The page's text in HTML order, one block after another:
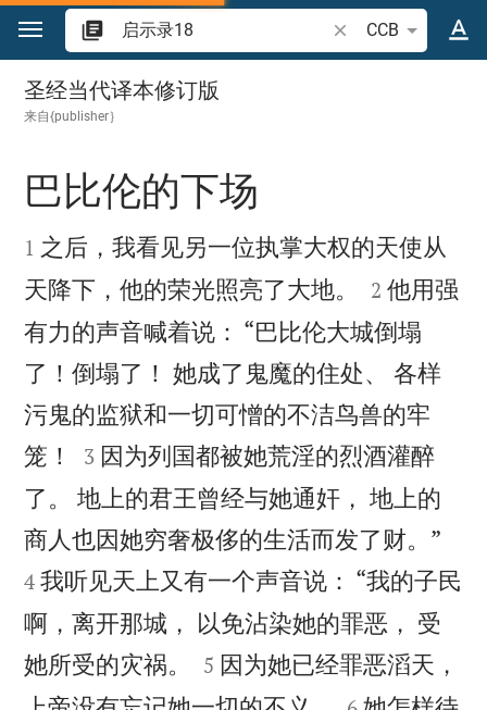
跳转到内容
搜索圣经经文或单词
CCB
启示录 18
圣经当代译本修订版
来自{publisher｝

巴比伦的下场

1 之后，我看见另一位执掌大权的天使从
天降下，他的荣光照亮了大地。


2 他用强
有力的声音喊着说： “巴比伦大城倒塌
了！倒塌了！ 她成了鬼魔的住处、 各样
污鬼的监狱和一切可憎的不洁鸟兽的牢
笼！


3 因为列国都被她荒淫的烈酒灌醉
了。 地上的君王曾经与她通奸， 地上的
商人也因她穷奢极侈的生活而发了财。”
4 我听见天上又有一个声音说： “我的子民
啊，离开那城， 以免沾染她的罪恶， 受
她所受的灾祸。


5 因为她已经罪恶滔天，